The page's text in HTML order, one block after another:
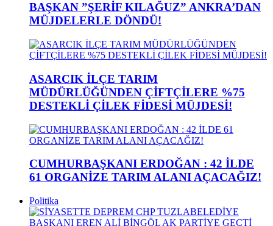
BAŞKAN ”ŞERİF KILAĞUZ” ANKRA’DAN
MÜJDELERLE DÖNDÜ!
ASARCIK İLÇE TARIM
MÜDÜRLÜĞÜNDEN ÇİFTÇİLERE %75
DESTEKLİ ÇİLEK FİDESİ MÜJDESİ!
CUMHURBAŞKANI ERDOĞAN : 42 İLDE
61 ORGANİZE TARIM ALANI AÇACAĞIZ!
Politika